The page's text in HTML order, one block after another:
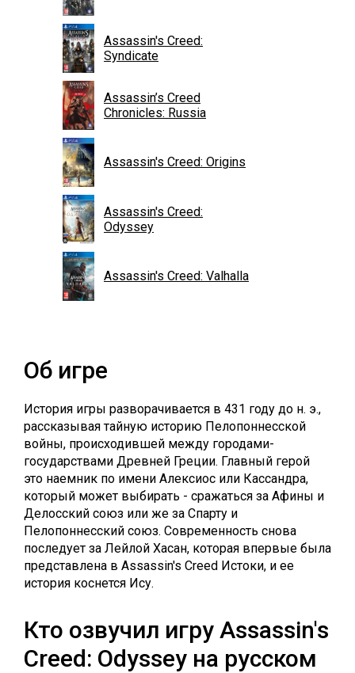
Assassin's Creed:
Syndicate
Assassin’s Creed
Chronicles: Russia
Assassin's Creed: Origins
Assassin's Creed:
Odyssey
Assassin's Creed: Valhalla
Об игре
История игры разворачивается в 431 году до н. э.,
рассказывая тайную историю Пелопоннесской
войны, происходившей между городами-
государствами Древней Греции. Главный герой
это наемник по имени Алексиос или Кассандра,
который может выбирать - сражаться за Афины и
Делосский союз или же за Спарту и
Пелопоннесский союз. Современность снова
последует за Лейлой Хасан, которая впервые была
представлена в Assassin's Creed Истоки, и ее
история коснется Ису.
Кто озвучил игру Assassin's
Creed: Odyssey на русском